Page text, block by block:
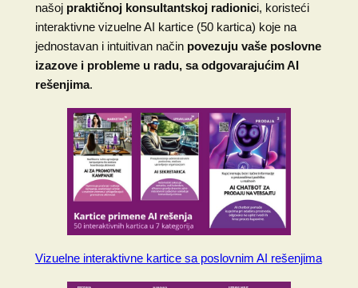
našoj praktičnoj konsultantskoj radionici, koristeći
interaktivne vizuelne AI kartice (50 kartica) koje na
jednostavan i intuitivan način povezuju vaše poslovne
izazove i probleme u radu, sa odgovarajućim AI
rešenjima.
Vizuelne interaktivne kartice sa poslovnim AI rešenjima